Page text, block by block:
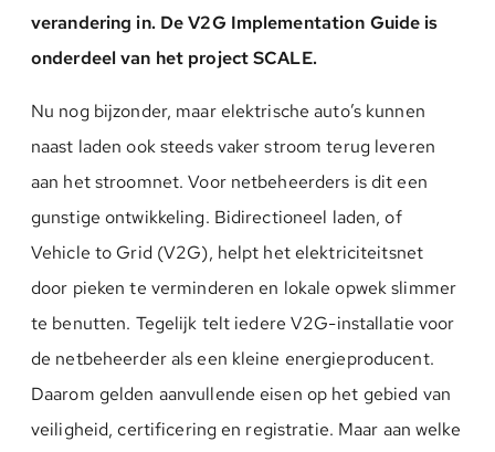
verandering in. De V2G Implementation Guide is
onderdeel van het project SCALE.
Nu nog bijzonder, maar elektrische auto’s kunnen
naast laden ook steeds vaker stroom terug leveren
aan het stroomnet. Voor netbeheerders is dit een
gunstige ontwikkeling. Bidirectioneel laden, of
Vehicle to Grid (V2G), helpt het elektriciteitsnet
door pieken te verminderen en lokale opwek slimmer
te benutten. Tegelijk telt iedere V2G-installatie voor
de netbeheerder als een kleine energieproducent.
Daarom gelden aanvullende eisen op het gebied van
veiligheid, certificering en registratie. Maar aan welke